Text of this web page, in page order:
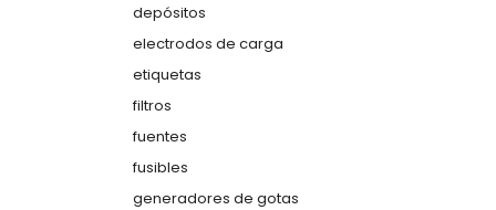
depósitos
electrodos de carga
etiquetas
filtros
fuentes
fusibles
generadores de gotas